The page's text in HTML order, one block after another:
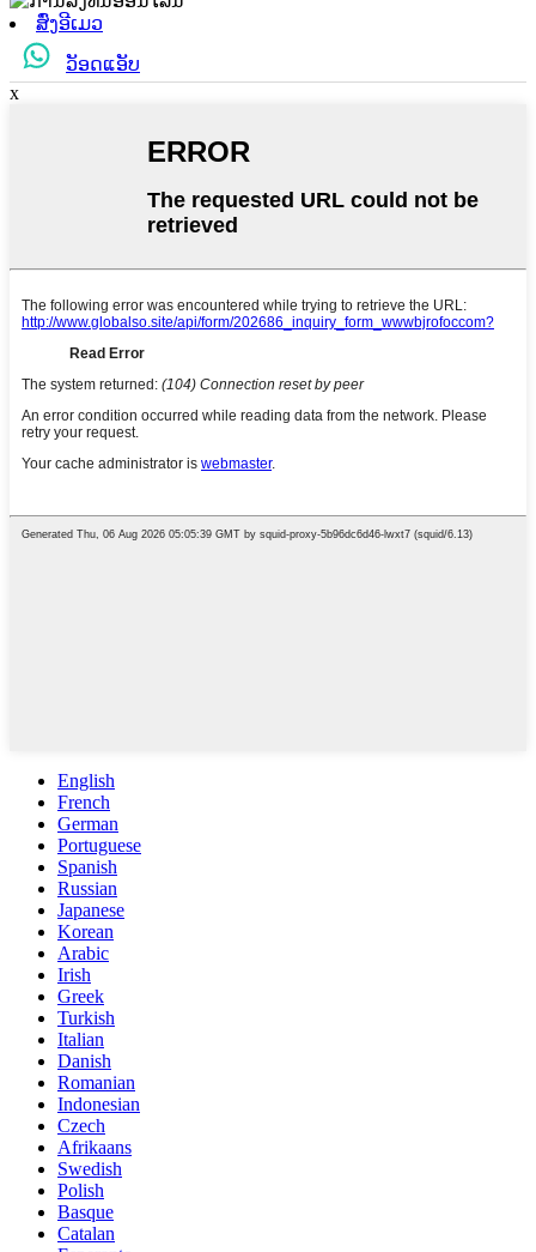
ສົ່ງອີເມວ
ວັອດແອັບ
x
English
French
German
Portuguese
Spanish
Russian
Japanese
Korean
Arabic
Irish
Greek
Turkish
Italian
Danish
Romanian
Indonesian
Czech
Afrikaans
Swedish
Polish
Basque
Catalan